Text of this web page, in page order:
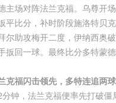
主场对阵法兰克福。乌尊开
平比分，补时阶段施洛特贝克
尔助攻梅开二度，伊纳西奥
扳回一球。最终比分多特蒙德
克福闪击领先，多特连追两
钟，法兰克福便率先打破僵